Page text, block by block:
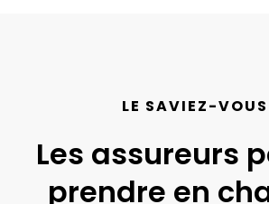
LE SAVIEZ-
Les assureurs
prendre en